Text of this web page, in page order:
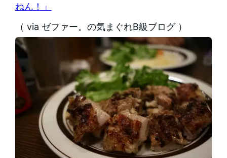
ねん！」
（ via ゼファー。の気まぐれB級ブログ ）